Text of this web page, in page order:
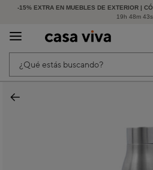
-15% EXTRA EN MUEBLES DE EXTERIOR |
19h 48m 43s
HASTA -60% DE DESCUENTO |
¿Qué estás buscando?